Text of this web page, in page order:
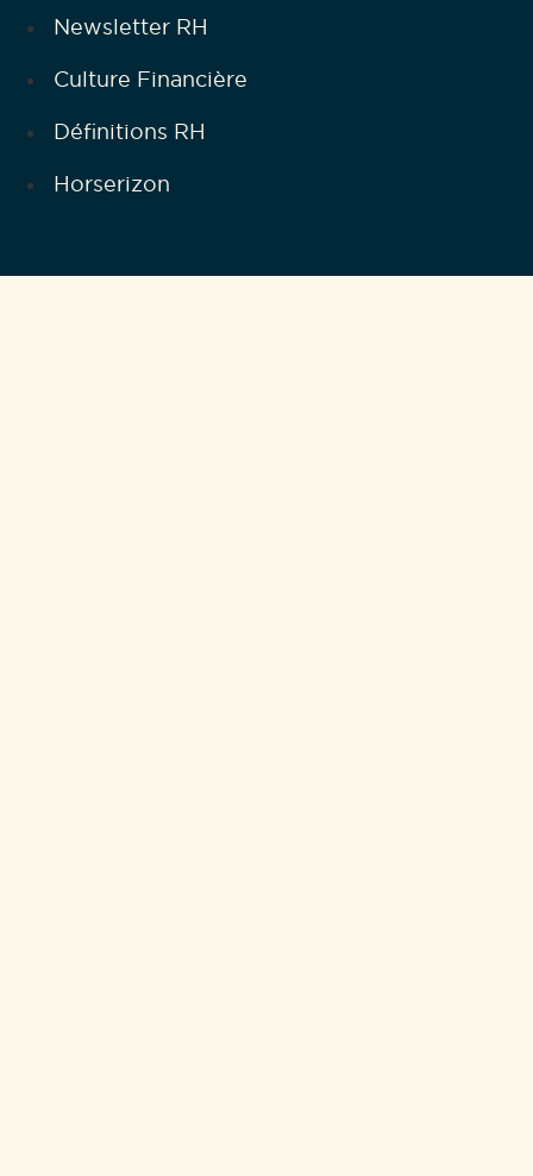
Newsletter RH
Culture Financière
Définitions RH
Horserizon